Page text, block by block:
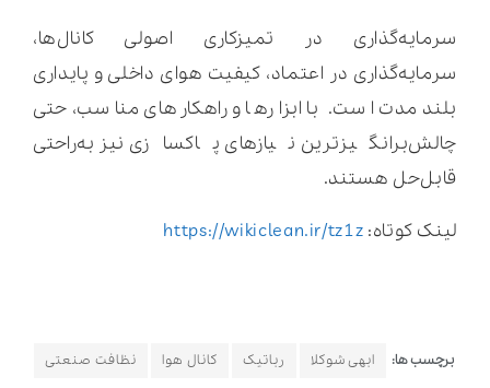
سرمایه‌گذاری در تمیزکاری اصولی کانال‌ها،
سرمایه‌گذاری در اعتماد، کیفیت هوای داخلی و پایداری
بلندمدت است. با ابزارها و راهکارهای مناسب، حتی
چالش‌برانگیزترین نیازهای پاکسازی نیز به‌راحتی
قابل‌حل هستند.
لینک کوتاه: https://wikiclean.ir/tz1z
برچسب ها: ابهی شوکلا رباتیک کانال هوا نظافت صنعتی